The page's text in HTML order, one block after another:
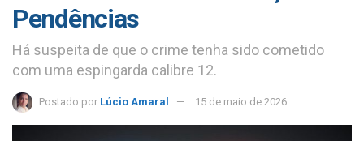
Pendências
Há suspeita de que o crime tenha sido cometido
com uma espingarda calibre 12.
Postado por Lúcio Amaral 15 de maio de 2026